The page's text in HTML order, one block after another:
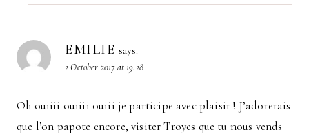
EMILIE says:
2 October 2017 at 19:28
Oh ouiiii ouiiii ouiii je participe avec plaisir ! J’adorerais
que l’on papote encore, visiter Troyes que tu nous vends